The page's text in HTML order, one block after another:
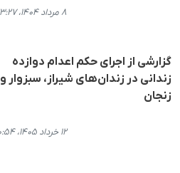
۸ مرداد ۱۴۰۴، ۲۳:۲۷
گزارشی از اجرای حکم اعدام دوازده
زندانی در زندان‌های شیراز، سبزوار و
زنجان
۱۲ خرداد ۱۴۰۵، ۱۰:۵۴